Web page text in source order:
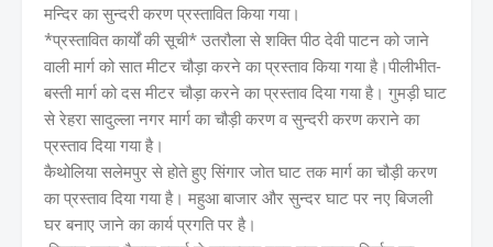
मन्दिर का सुन्दरी करण प्रस्तावित किया गया।
*प्रस्तावित कार्यों की सूची* उतरौला से शक्ति पीठ देवी पाटन को जाने
वाली मार्ग को सात मीटर चौड़ा करने का प्रस्ताव किया गया है।पीलीभीत-
बस्ती मार्ग को दस मीटर चौड़ा करने का प्रस्ताव दिया गया है। गुमड़ी घाट
से रेहरा सादुल्ला नगर मार्ग का चौड़ी करण व सुन्दरी करण कराने का
प्रस्ताव दिया गया है।
कैथोलिया सलेमपुर से होते हुए सिंगार जोत घाट तक मार्ग का चौड़ी करण
का प्रस्ताव दिया गया है। महुआ बाजार और सुन्दर घाट पर नए बिजली
घर बनाए जाने का कार्य प्रगति पर है।